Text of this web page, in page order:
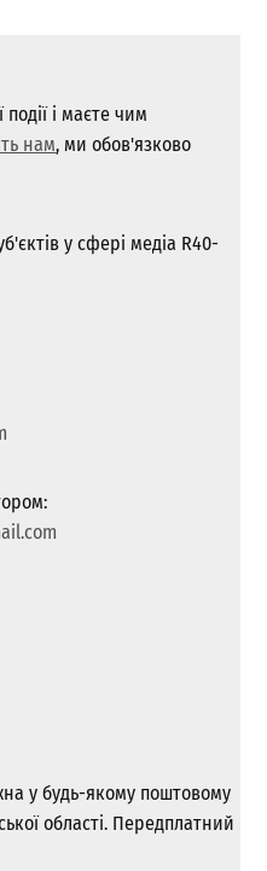
і маєте чим
нам, ми обов'язково
у сфері медіа R40-
у будь-якому поштовому
області. Передплатний